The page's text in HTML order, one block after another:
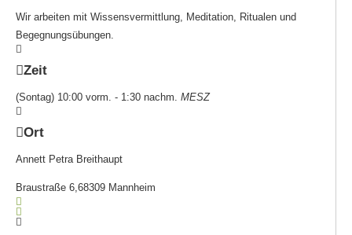
Wir arbeiten mit Wissensvermittlung, Meditation, Ritualen und
Begegnungsübungen.
Zeit
(Sontag) 10:00 vorm. - 1:30 nachm. MESZ
Ort
Annett Petra Breithaupt
Braustraße 6,68309 Mannheim